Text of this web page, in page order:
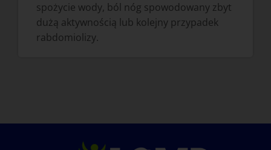
spożycie wody, ból nóg spowodowany zbyt
dużą aktywnością lub kolejny przypadek
rabdomiolizy.